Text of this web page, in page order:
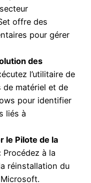
offre des
pour gérer
des
l’utilitaire de
de matériel et de
pour identifier
liés à
le Pilote de la
Procédez à la
réinstallation du